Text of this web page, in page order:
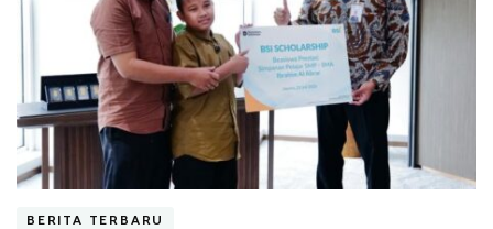
BERITA TERBARU